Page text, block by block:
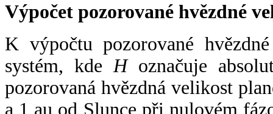
Výpočet pozorované hvězdné
K výpočtu pozorované
systém, kde Hoznačuje
pozorovaná hvězdná velikost
a 1 au od Slunce při nulovém